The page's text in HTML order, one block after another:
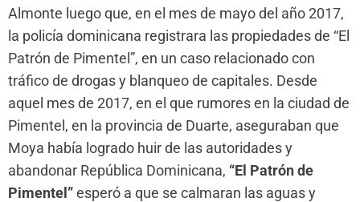
Almonte luego que, en el mes de mayo del año 2017,
la policía dominicana registrara las propiedades de “El
Patrón de Pimentel”, en un caso relacionado con
tráfico de drogas y blanqueo de capitales. Desde
aquel mes de 2017, en el que rumores en la ciudad de
Pimentel, en la provincia de Duarte, aseguraban que
Moya había logrado huir de las autoridades y
abandonar República Dominicana, “El Patrón de
Pimentel”esperó a que se calmaran las aguas y